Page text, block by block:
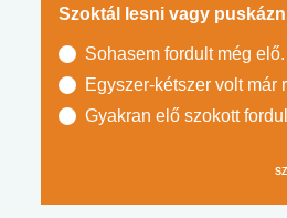
Szoktál lesni vagy
Sohasem fordult még elő.
Egyszer-kétszer volt már
Gyakran elő szokott